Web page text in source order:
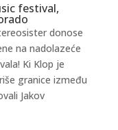
festival,
donose
na nadolazeće
Ki Klop je
granice između
Jakov